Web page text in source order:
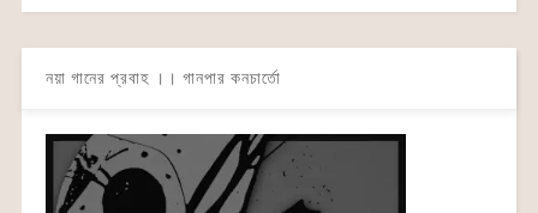
নয়া গানের প্রবাহ ।। গানপার কনচার্তো